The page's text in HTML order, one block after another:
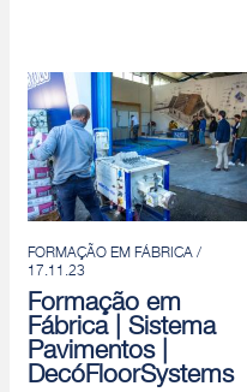
FORMAÇÃO EM FÁBRICA /
17.11.23
Formação em
Fábrica | Sistema
Pavimentos |
DecóFloorSystems